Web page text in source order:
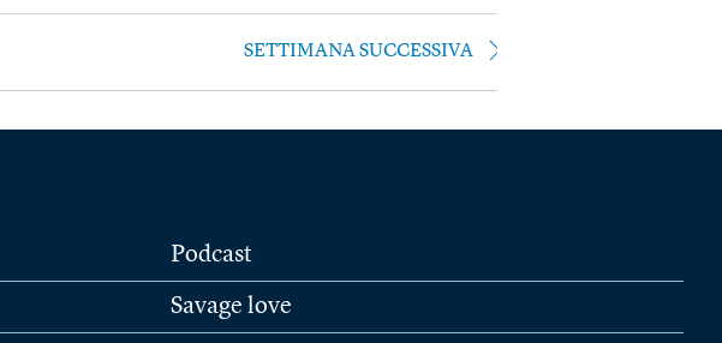
SETTIMANA SUCCESSIVA
Podcast
Savage love